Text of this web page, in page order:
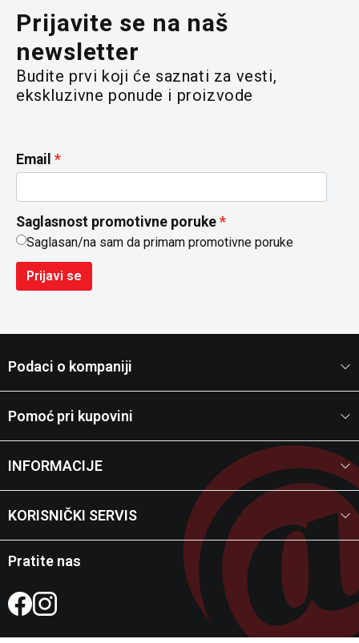
Prijavite se na naš
newsletter
Budite prvi koji će saznati za vesti,
ekskluzivne ponude i proizvode
Email
Saglasnost promotivne poruke
Saglasan/na sam da primam promotivne poruke
Prijavi se
Podaci o kompaniji
Pomoć pri kupovini
INFORMACIJE
KORISNIČKI SERVIS
Pratite nas